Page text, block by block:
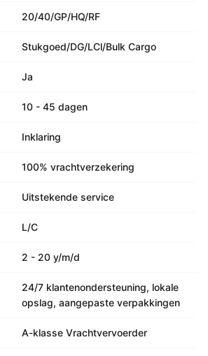
20/40/GP/HQ/RF
Stukgoed/DG/LCl/Bulk Cargo
Ja
10 - 45 dagen
Inklaring
100% vrachtverzekering
Uitstekende service
L/C
2 - 20 y/m/d
24/7 klantenondersteuning, lokale
opslag, aangepaste verpakkingen
A-klasse Vrachtvervoerder